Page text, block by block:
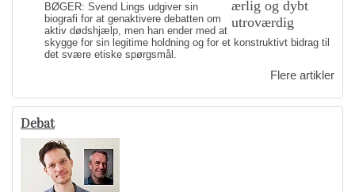
BØGER: Svend Lings udgiver sin
biografi for at genaktivere debatten om
aktiv dødshjælp, men han ender med at
skygge for sin legitime holdning og for et konstruktivt bidrag til
det svære etiske spørgsmål.
Flere artikler
Debat